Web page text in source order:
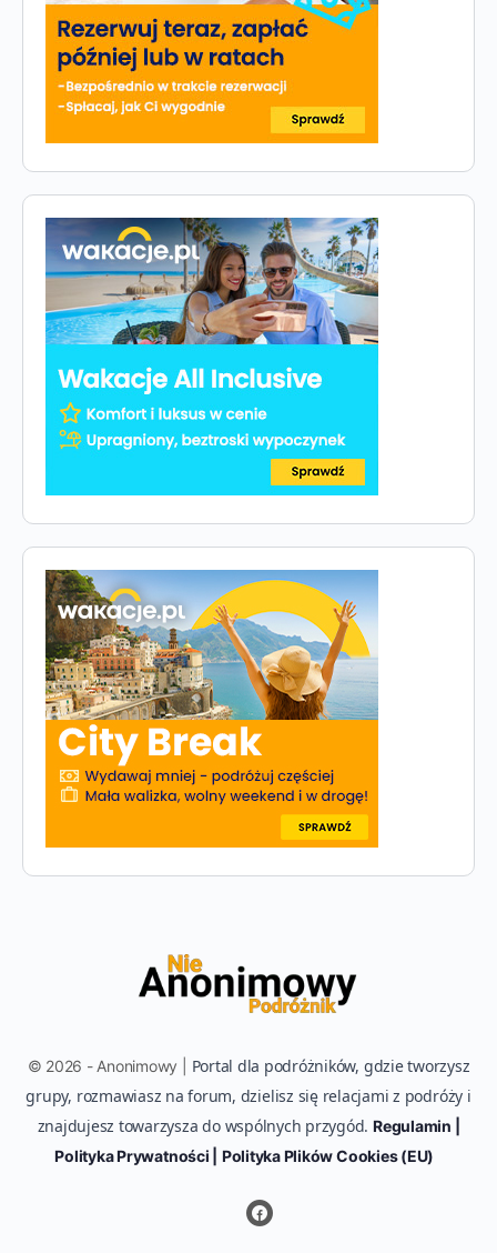
© 2026 - Anonimowy | Portal dla podróżników, gdzie tworzysz
grupy, rozmawiasz na forum, dzielisz się relacjami z podróży i
znajdujesz towarzysza do wspólnych przygód.Regulamin |
Polityka Prywatności |
Polityka Plików Cookies (EU)